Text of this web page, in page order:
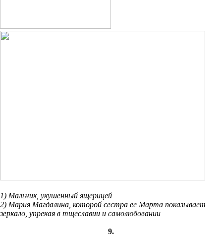
1) Мальчик, укушенный ящерицей
2) Мария Магдалина, которой сестра ее Марта показывает
зеркало, упрекая в тщеславии и самолюбовании
9.